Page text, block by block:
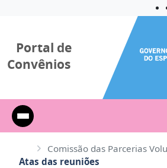
Portal de
Convênios
Comissão das Parcerias
Atas das reuniões